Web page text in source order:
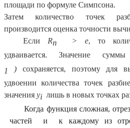
площади по формуле Симпсона.
Затем количество точек
производится оценка точности
Если Rn > e, то
удваивается. Значение
1)сохраняется, поэтому для
удвоении количества точек
значения yi лишь в новых точках
Когда функция сложная,
частей и к каждому из